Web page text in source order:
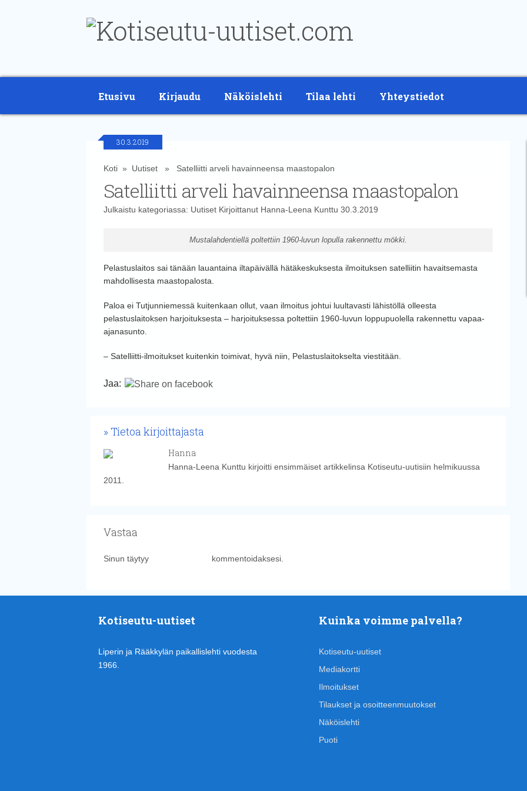
Etusivu Kirjaudu Näköislehti Tilaa lehti Yhteystiedot
30.3.2019
Koti» Uutiset» Satelliitti arveli havainneensa maastopalon
Satelliitti arveli havainneensa maastopalon
Julkaistu kategoriassa: UutisetKirjoittanut Hanna-Leena Kunttu 30.3.2019
Mustalahdentiellä poltettiin 1960-luvun lopulla rakennettu mökki.
Pelastuslaitos sai tänään lauantaina iltapäivällä hätäkeskuksesta ilmoituksen satelliitin havaitsemasta
mahdollisesta maastopalosta.
Paloa ei Tutjunniemessä kuitenkaan ollut, vaan ilmoitus johtui luultavasti lähistöllä olleesta
pelastuslaitoksen harjoituksesta – harjoituksessa poltettiin 1960-luvun loppupuolella rakennettu vapaa-
ajanasunto.
– Satelliitti-ilmoitukset kuitenkin toimivat, hyvä niin, Pelastuslaitokselta viestitään.
Jaa:
Tietoa kirjoittajasta
Hanna
Hanna-Leena Kunttu kirjoitti ensimmäiset artikkelinsa Kotiseutu-uutisiin helmikuussa
2011.
Vastaa
Sinun täytyy kommentoidaksesi.
Kotiseutu-uutiset
Liperin ja Rääkkylän paikallislehti vuodesta
1966.
Kuinka voimme palvella?
Kotiseutu-uutiset
Mediakortti
Ilmoitukset
Tilaukset ja osoitteenmuutokset
Näköislehti
Puoti